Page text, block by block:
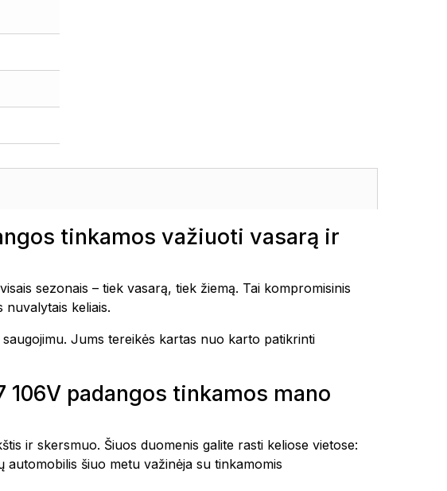
tinkamos važiuoti vasarą ir
sezonais – tiek vasarą, tiek žiemą. Tai kompromisinis
nuvalytais keliais.
Jums tereikės kartas nuo karto patikrinti
106V padangos tinkamos mano
ir skersmuo. Šiuos duomenis galite rasti keliose vietose:
šiuo metu važinėja su tinkamomis